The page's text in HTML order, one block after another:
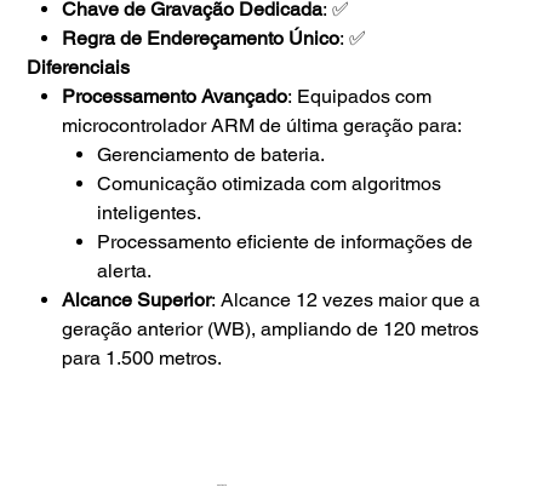
Chave de Gravação Dedicada: ✅
Regra de Endereçamento Único: ✅
Diferenciais
Processamento Avançado: Equipados com
microcontrolador ARM de última geração para:
Gerenciamento de bateria.
Comunicação otimizada com algoritmos
inteligentes.
Processamento eficiente de informações de
alerta.
Alcance Superior: Alcance 12 vezes maior que a
geração anterior (WB), ampliando de 120 metros
para 1.500 metros.